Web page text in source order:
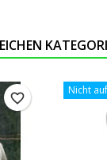
favorite_border
Nicht